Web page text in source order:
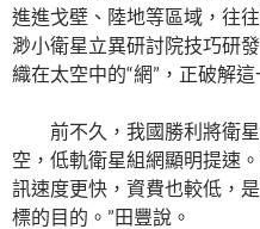
進進戈壁、陸地等區域，往
渺小衛星立異研討院技巧研
織在太空中的“網”，正破解這
前不久，我國勝利將衛
空，低軌衛星組網顯明提速
訊速度更快，資費也較低，
標的目的。”田豐說。